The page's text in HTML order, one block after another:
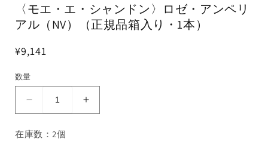
〈モエ・エ・シャンドン〉ロゼ・アンペリ
アル（NV）（正規品箱入り・1本）
¥9,141
数量
エ・
〈モ
在庫数：2個